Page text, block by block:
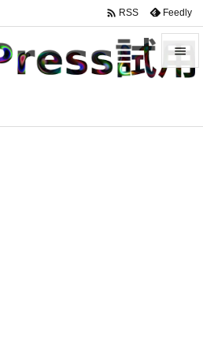



 RSS Feedly